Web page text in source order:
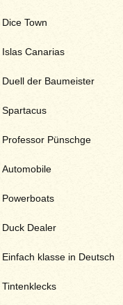
Dice Town
Islas Canarias
Duell der Baumeister
Spartacus
Professor Pünschge
Automobile
Powerboats
Duck Dealer
Einfach klasse in Deutsch
Tintenklecks